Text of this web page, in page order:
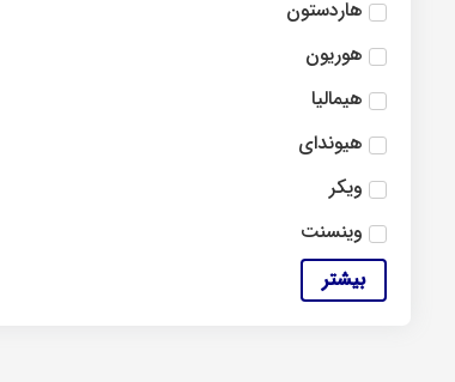
هاردستون
هوریون
هیمالیا
هیوندای
ویکر
وینسنت
بیشتر